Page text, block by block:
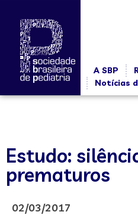
A SBP
Notícias
Estudo:
prematuros
02/03/2017